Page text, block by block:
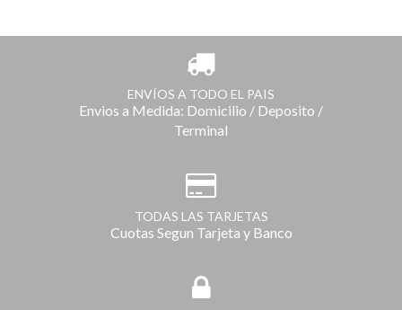
ENVÍOS A TODO EL PAIS
Envios a Medida: Domicilio / Deposito /
Terminal
TODAS LAS TARJETAS
Cuotas Segun Tarjeta y Banco